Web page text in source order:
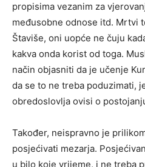
propisima vezanim za
međusobne odnose itd. Mrtvi
Štaviše, oni uopće ne čuju
kakva onda korist od toga.
način objasniti da je učenje
da se to ne treba poduzimati,
obredoslovlja ovisi o
Također, neispravno je
posjećivati mezarja.
u bilo koje vrijeme, i ne treba